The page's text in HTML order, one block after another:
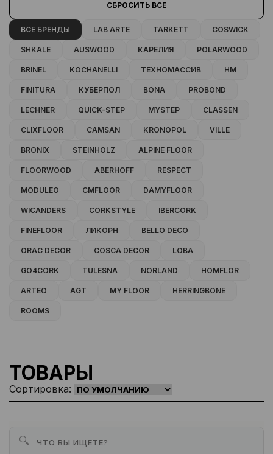
СБРОСИТЬ ВСЕ
ВСЕ БРЕНДЫ LAB ARTE TARKETT COSWICK
SHKALE AUSWOOD КАРЕЛИЯ POLARWOOD
BRINEL KOCHANELLI ТЕХНОМАССИВ HM
FINITURA КУБЕРПОЛ BONA PROBOND
LECHNER QUICK-STEP MYSTEP CLASSEN
CLIXFLOOR CAMSAN KRONOPOL VILLE
BRONIX STEINHOLZ ALPINE FLOOR
FLOORWOOD ABERHOFF RESPECT
MODULEO CMFLOOR DAMYFLOOR
WICANDERS CORKSTYLE IBERCORK
FINEFLOOR ЛИКОРН BELLO DECO
ORAC DECOR COSCA DECOR LOBA
GO4CORK TULESNA NORLAND HOMFLOR
ARTEO AGT MY FLOOR HERRINGBONE
ROOMS
ТОВАРЫ
Сортировка:
🔍